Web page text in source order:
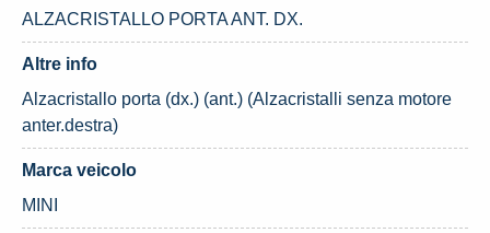
ALZACRISTALLO PORTA ANT. DX.
Altre info
Alzacristallo porta (dx.) (ant.) (Alzacristalli senza motore
anter.destra)
Marca veicolo
MINI